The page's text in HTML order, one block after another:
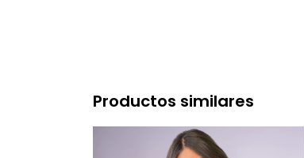
Productos similares